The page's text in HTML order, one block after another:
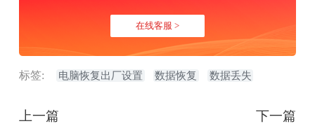
在线客服 >
标签: 电脑恢复出厂设置 数据恢复 数据丢失
上一篇 下一篇